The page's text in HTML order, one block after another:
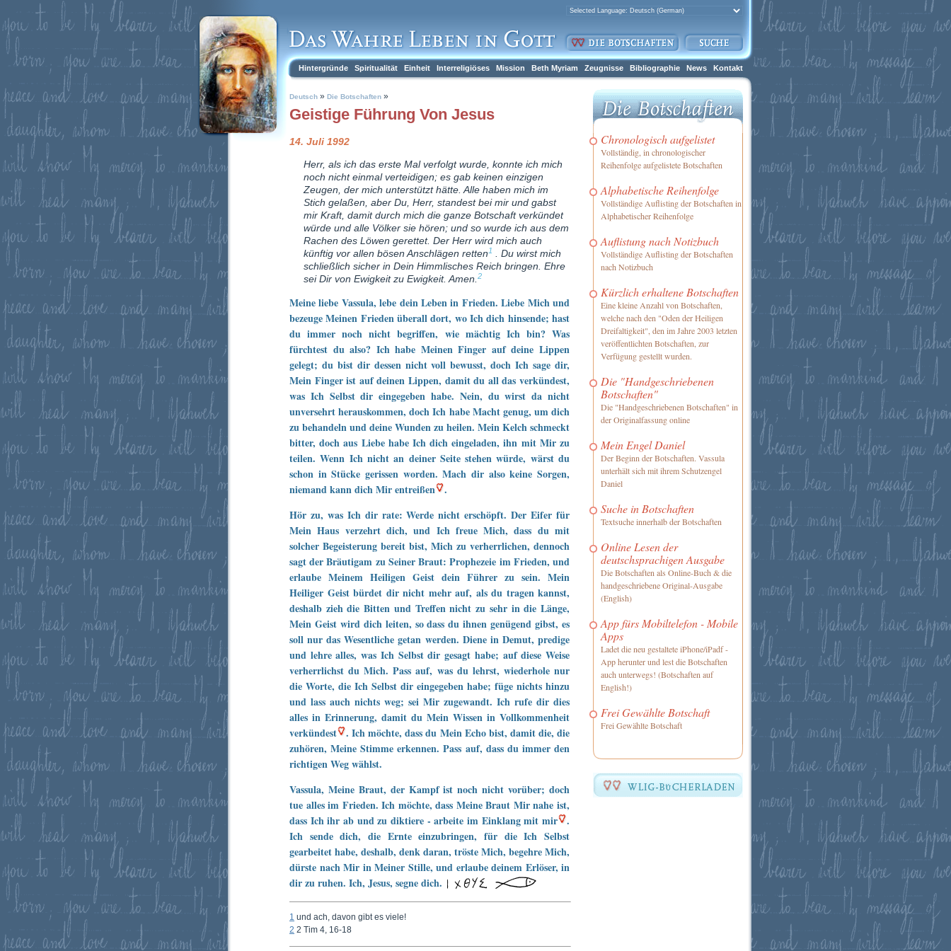
Hintergründe Spiritualität Einheit Interreligiöses Mission Beth Myriam Zeugnisse Bibliographie News Kontakt
Deutsch » Die Botschaften »
Geistige Führung Von Jesus
14. Juli 1992
Herr, als ich das erste Mal verfolgt wurde, konnte ich mich
noch nicht einmal verteidigen; es gab keinen einzigen
Zeugen, der mich unterstützt hätte. Alle haben mich im
Stich gelaßen, aber Du, Herr, standest bei mir und gabst
mir Kraft, damit durch mich die ganze Botschaft verkündet
würde und alle Völker sie hören; und so wurde ich aus dem
Rachen des Löwen gerettet. Der Herr wird mich auch
künftig vor allen bösen Anschlägen retten1
. Du wirst mich
schließlich sicher in Dein Himmlisches Reich bringen. Ehre
sei Dir von Ewigkeit zu Ewigkeit. Amen. 2
Meine liebe Vassula, lebe dein Leben in Frieden. Liebe Mich und
bezeuge Meinen Frieden überall dort, wo Ich dich hinsende; hast
du immer noch nicht begriffen, wie mächtig Ich bin? Was
fürchtest du also? Ich habe Meinen Finger auf deine Lippen
gelegt; du bist dir dessen nicht voll bewusst, doch Ich sage dir,
Mein Finger ist auf deinen Lippen, damit du all das verkündest,
was Ich Selbst dir eingegeben habe. Nein, du wirst da nicht
unversehrt herauskommen, doch Ich habe Macht genug, um dich
zu behandeln und deine Wunden zu heilen. Mein Kelch schmeckt
bitter, doch aus Liebe habe Ich dich eingeladen, ihn mit Mir zu
teilen. Wenn Ich nicht an deiner Seite stehen würde, wärst du
schon in Stücke gerissen worden. Mach dir also keine Sorgen,
niemand kann dich Mir entreißen
.
Hör zu, was Ich dir rate: Werde nicht erschöpft. Der Eifer für
Mein Haus verzehrt dich, und Ich freue Mich, dass du mit
solcher Begeisterung bereit bist, Mich zu verherrlichen, dennoch
sagt der Bräutigam zu Seiner Braut: Prophezeie im Frieden, und
erlaube Meinem Heiligen Geist dein Führer zu sein. Mein
Heiliger Geist bürdet dir nicht mehr auf, als du tragen kannst,
deshalb zieh die Bitten und Treffen nicht zu sehr in die Länge,
Mein Geist wird dich leiten, so dass du ihnen genügend gibst, es
soll nur das Wesentliche getan werden. Diene in Demut, predige
und lehre alles, was Ich Selbst dir gesagt habe; auf diese Weise
verherrlichst du Mich. Pass auf, was du lehrst, wiederhole nur
die Worte, die Ich Selbst dir eingegeben habe; füge nichts hinzu
und lass auch nichts weg; sei Mir zugewandt. Ich rufe dir dies
alles in Erinnerung, damit du Mein Wissen in Vollkommenheit
verkündest
. Ich möchte, dass du Mein Echo bist, damit die, die
zuhören, Meine Stimme erkennen. Pass auf, dass du immer den
richtigen Weg wählst.
Vassula, Meine Braut, der Kampf ist noch nicht vorüber; doch
tue alles im Frieden. Ich möchte, dass Meine Braut Mir nahe ist,
dass Ich ihr ab und zu diktiere - arbeite im Einklang mit mir
.
Ich sende dich, die Ernte einzubringen, für die Ich Selbst
gearbeitet habe, deshalb, denk daran, tröste Mich, begehre Mich,
dürste nach Mir in Meiner Stille, und erlaube deinem Erlöser, in
dir zu ruhen. Ich, Jesus, segne dich.
1 und ach, davon gibt es viele!
2 2 Tim 4, 16-18
Chronologisch aufgelistet
Vollständig, in chronologischer
Reihenfolge aufgelistete Botschaften
Alphabetische Reihenfolge
Vollständige Auflisting der Botschaften in
Alphabetischer Reihenfolge
Auflistung nach Notizbuch
Vollständige Auflisting der Botschaften
nach Notizbuch
Kürzlich erhaltene Botschaften
Eine kleine Anzahl von Botschaften,
welche nach den "Oden der Heiligen
Dreifaltigkeit", den im Jahre 2003 letzten
veröffentlichten Botschaften, zur
Verfügung gestellt wurden.
Die "Handgeschriebenen
Botschaften"
Die "Handgeschriebenen Botschaften" in
der Originalfassung online
Mein Engel Daniel
Der Beginn der Botschaften. Vassula
unterhält sich mit ihrem Schutzengel
Daniel
Suche in Botschaften
Textsuche innerhalb der Botschaften
Online Lesen der
deutschsprachigen Ausgabe
Die Botschaften als Online-Buch & die
handgeschriebene Original-Ausgabe
(English)
App fürs Mobiltelefon - Mobile
Apps
Ladet die neu gestaltete iPhone/iPadf -
App herunter und lest die Botschaften
auch unterwegs! (Botschaften auf
English!)
Frei Gewählte Botschaft
Frei Gewählte Botschaft